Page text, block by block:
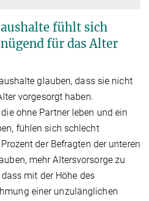
fühlt sich
für das Alter
glauben, dass sie nicht
vorgesorgt haben.
ohne Partner leben und ein
fühlen sich schlecht
der Befragten der unteren
mehr Altersvorsorge zu
mit der Höhe des
einer unzulänglichen